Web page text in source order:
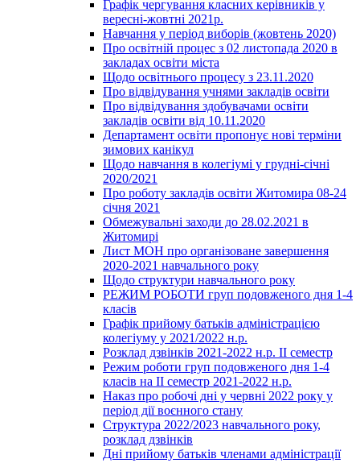
Графік чергування класних керівників у
вересні-жовтні 2021р.
Навчання у період виборів (жовтень 2020)
Про освітній процес з 02 листопада 2020 в
закладах освіти міста
Щодо освітнього процесу з 23.11.2020
Про відвідування учнями закладів освіти
Про відвідування здобувачами освіти
закладів освіти від 10.11.2020
Департамент освіти пропонує нові терміни
зимових канікул
Щодо навчання в колегіумі у грудні-січні
2020/2021
Про роботу закладів освіти Житомира 08-24
січня 2021
Обмежувальні заходи до 28.02.2021 в
Житомирі
Лист МОН про організоване завершення
2020-2021 навчального року
Щодо структури навчального року
РЕЖИМ РОБОТИ груп подовженого дня 1-4
класів
Графік прийому батьків адміністрацією
колегіуму у 2021/2022 н.р.
Розклад дзвінків 2021-2022 н.р. ІІ семестр
Режим роботи груп подовженого дня 1-4
класів на ІІ семестр 2021-2022 н.р.
Наказ про робочі дні у червні 2022 року у
період дії воєнного стану
Структура 2022/2023 навчального року,
розклад дзвінків
Дні прийому батьків членами адміністрації